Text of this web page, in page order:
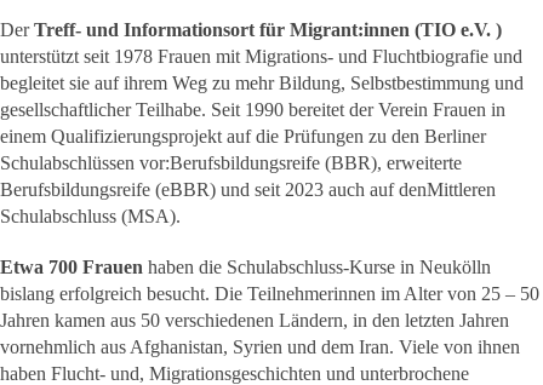
DerTreff- und Informationsort für Migrant:innen (TIO e.V. )
unterstützt seit 1978 Frauen mit Migrations- und Fluchtbiografie und
begleitet sie auf ihrem Weg zu mehr Bildung, Selbstbestimmung und
gesellschaftlicher Teilhabe. Seit 1990 bereitet der Verein Frauen in
einem Qualifizierungsprojekt auf die Prüfungen zu den Berliner
Schulabschlüssen vor:Berufsbildungsreife (BBR), erweiterte
Berufsbildungsreife (eBBR) und seit 2023 auch auf denMittleren
Schulabschluss (MSA).
Etwa 700 Frauen haben die Schulabschluss-Kurse in Neukölln
bislang erfolgreich besucht. Die Teilnehmerinnen im Alter von 25 – 50
Jahren kamen aus 50 verschiedenen Ländern, in den letzten Jahren
vornehmlich aus Afghanistan, Syrien und dem Iran. Viele von ihnen
haben Flucht- und, Migrationsgeschichten und unterbrochene